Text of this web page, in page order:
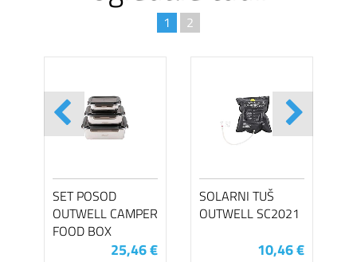
1 2
SET POSOD
OUTWELL CAMPER
FOOD BOX
25,46 €
SOLARNI TUŠ
OUTWELL SC2021
10,46 €